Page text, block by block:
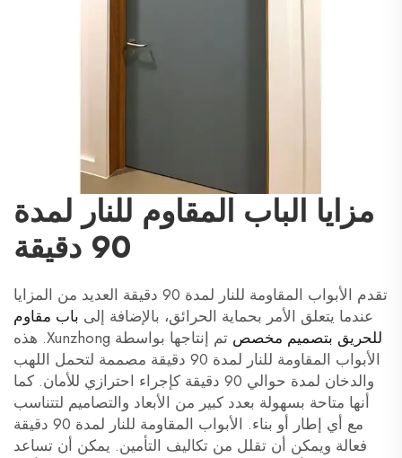
مزايا الباب المقاوم للنار لمدة
90 دقيقة
تقدم الأبواب المقاومة للنار لمدة 90 دقيقة العديد من المزايا
عندما يتعلق الأمر بحماية الحرائق، بالإضافة إلى باب مقاوم
للحريق بتصميم مخصص
تم إنتاجها بواسطة Xunzhong. هذه
الأبواب المقاومة للنار لمدة 90 دقيقة مصممة لتحمل اللهب
والدخان لمدة حوالي 90 دقيقة كإجراء احترازي للأمان. كما
أنها متاحة بسهولة بعدد كبير من الأبعاد والتصاميم لتتناسب
مع أي إطار أو بناء. الأبواب المقاومة للنار لمدة 90 دقيقة
فعالة ويمكن أن تقلل من تكاليف التأمين. يمكن أن تساعد